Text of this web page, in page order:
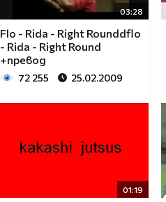
03:28
Flo - Rida - Right Rounddflo
- Rida - Right Round
+превод
72 255 25.02.2009
01:19